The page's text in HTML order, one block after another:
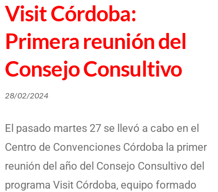
Visit Córdoba:
Primera reunión del
Consejo Consultivo
28/02/2024
El pasado martes 27 se llevó a cabo en el
Centro de Convenciones Córdoba la primer
reunión del año del Consejo Consultivo del
programa Visit Córdoba, equipo formado